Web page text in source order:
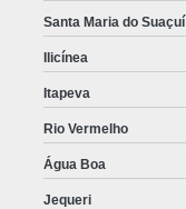
Santa Maria do Suaçuí
Ilicínea
Itapeva
Rio Vermelho
Água Boa
Jequeri